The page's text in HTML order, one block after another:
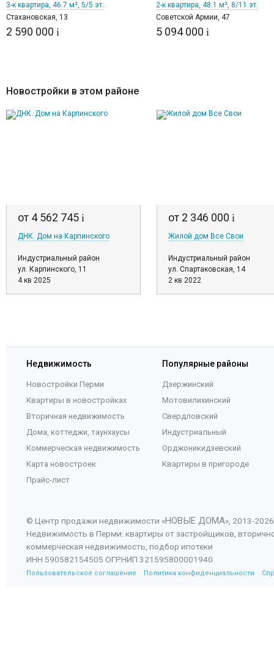
3-к квартира, 46.7 м², 5/5 эт.
Стахановская, 13
2 590 000 i
2-к квартира, 48.1 м², 8/11 эт.
Советской Армии, 47
5 094 000 i
Новостройки в этом районе
от 4 562 745 i
ДНК. Дом на Карпинского
Индустриальный район
ул. Карпинского, 11
4 кв 2025
от 2 346 000 i
Жилой дом Все Свои
Индустриальный район
ул. Спартаковская, 14
2 кв 2022
Недвижимость
Новостройки Перми
Квартиры в новостройках
Вторичная недвижимость
Дома, коттеджи, таунхаусы
Коммерческая недвижимость
Карта новостроек
Прайс-лист
Популярные районы
Дзержинский
Мотовилихинский
Свердловский
Индустриальный
Орджоникидзевский
Квартиры в пригороде
© Центр продажи недвижимости «НОВЫЕ ДОМА», 2013-2026
Недвижимость в Перми: квартиры от застройщиков,
коммерческая недвижимость, подбор ипотеки
ИНН 590582154505 ОГРНИП 321595800001940
Пользовательское соглашение Политика конфиденциальности